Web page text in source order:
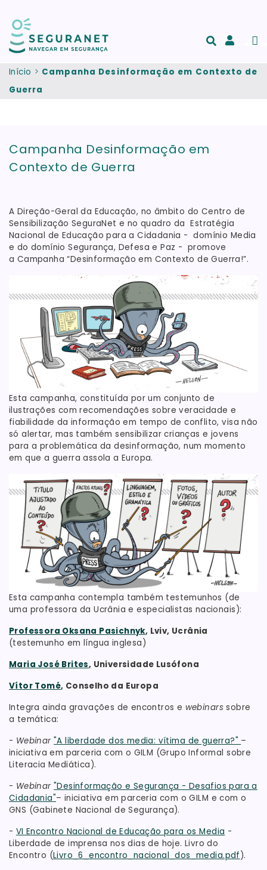
e
Início
Campanha Desinformação em Contexto de
Guerra
Campanha Desinformação em
Contexto de Guerra
A Direção-Geral da Educação, no âmbito do Centro de
Sensibilização SeguraNet e no quadro da Estratégia
Nacional de Educação para a Cidadania - domínio Media
e do domínio Segurança, Defesa e Paz - promove
a Campanha “Desinformação em Contexto de Guerra!”.
Esta campanha, constituída por um conjunto de
ilustrações com recomendações sobre veracidade e
fiabilidade da informação em tempo de conflito, visa não
só alertar, mas também sensibilizar crianças e jovens
para a problemática da desinformação, num momento
em que a guerra assola a Europa.
Esta campanha contempla também testemunhos (de
uma professora da Ucrânia e especialistas nacionais):
Professora Oksana Pasichnyk, Lviv, Ucrânia
(testemunho em língua inglesa)
Maria José Brites, Universidade Lusófona
Vítor Tomé, Conselho da Europa
Integra ainda gravações de encontros e webinarssobre
a temática:
- Webinar "A liberdade dos media: vítima de guerra?" –
iniciativa em parceria com o GILM (Grupo Informal sobre
Literacia Mediática).
- Webinar "Desinformação e Segurança - Desafios para a
Cidadania"– iniciativa em parceria com o GILM e com o
GNS (Gabinete Nacional de Segurança).
- VI Encontro Nacional de Educação para os Media -
Liberdade de imprensa nos dias de hoje. Livro do
Encontro (Livro_6_encontro_nacional_dos_media.pdf).